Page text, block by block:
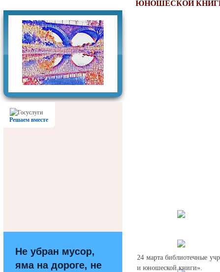
Решаем вместе
Не убран мусор,
яма на дороге, не
ЮНОШЕСКОЙ
24 марта библиотечные
и юношеской книги».